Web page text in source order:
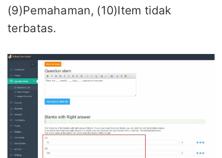
(9)Pemahaman, (10)Item tidak
terbatas.